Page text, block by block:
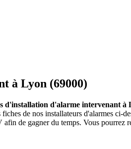
à Lyon (69000)
d'installation d'alarme intervenant à
de nos installateurs d'alarmes ci-
de gagner du temps. Vous